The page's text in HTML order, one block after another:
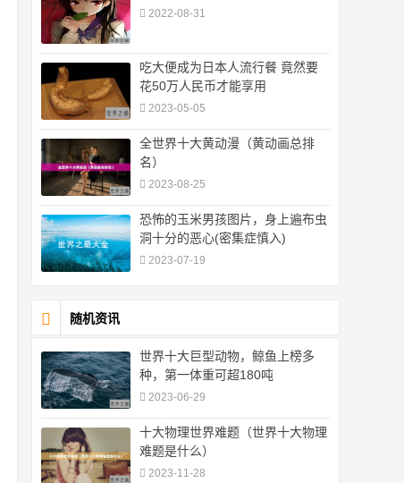
2022-08-31
吃大便成为日本人流行餐 竟然要
花50万人民币才能享用
2023-05-05
全世界十大黄动漫（黄动画总排
名）
2023-08-25
恐怖的玉米男孩图片，身上遍布虫
洞十分的恶心(密集症慎入)
2023-07-19
随机资讯
世界十大巨型动物，鲸鱼上榜多
种，第一体重可超180吨
2023-06-29
十大物理世界难题（世界十大物理
难题是什么）
2023-11-28